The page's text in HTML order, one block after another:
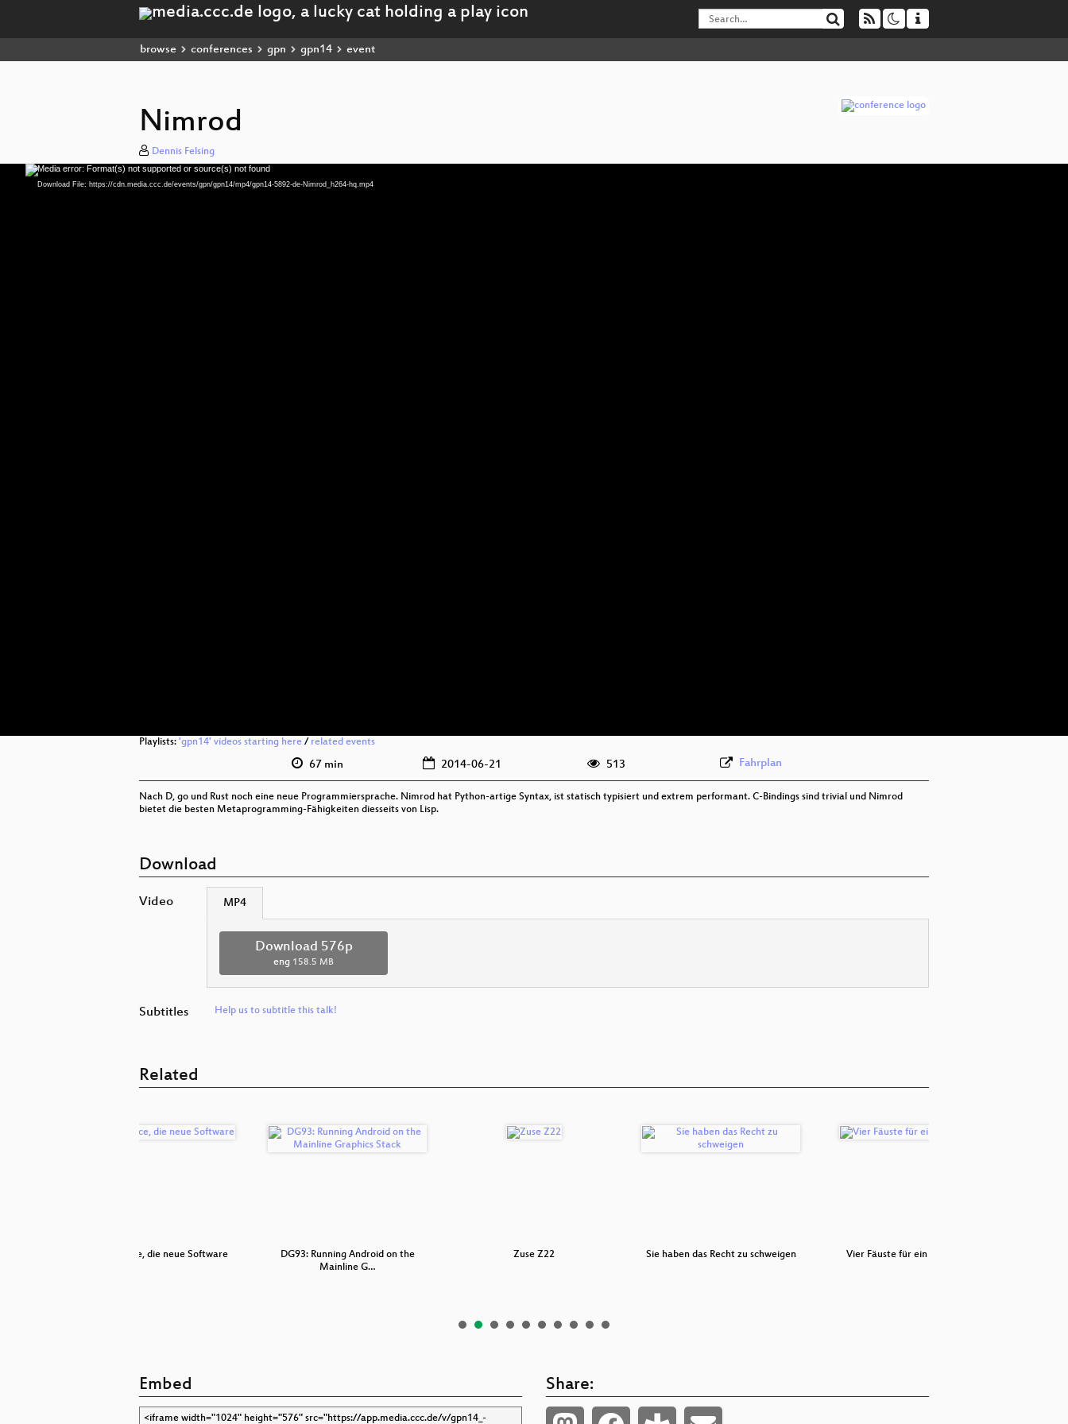
browse conferences gpn gpn14 event
Nimrod
Dennis Felsing
Video
Player
Media error: Format(s) not supported or source(s) not found
Download File: https://cdn.media.ccc.de/events/gpn/gpn14/mp4/gpn14-5892-de-Nimrod_h264-hq.mp4
Playlists: 'gpn14' videos starting here / related events
67 min 2014-06-21 513 Fahrplan
Nach D, go und Rust noch eine neue Programmiersprache. Nimrod hat Python-artige Syntax, ist statisch typisiert und extrem performant. C-Bindings sind trivial und Nimrod
bietet die besten Metaprogramming-Fähigkeiten diesseits von Lisp.
Download
Video MP4
Download 576p
eng 158.5 MB
Subtitles Help us to subtitle this talk!
Related
CCC Office, die neue Software
DG93: Running Android on the
Mainline G…
Zuse Z22 Sie haben das Recht zu schweigen Vier Fäuste für ein Halleluja
Embed Share: